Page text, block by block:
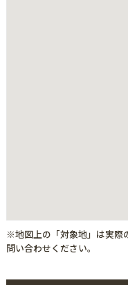
※地図上の「対象地」は実際
問い合わせください。